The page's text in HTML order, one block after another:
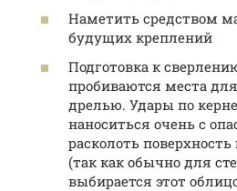
Наметить средством
будущих креплений
Подготовка к
пробиваются места
дрелью. Удары по
наноситься очень с
расколоть
(так как обычно для
выбирается этот